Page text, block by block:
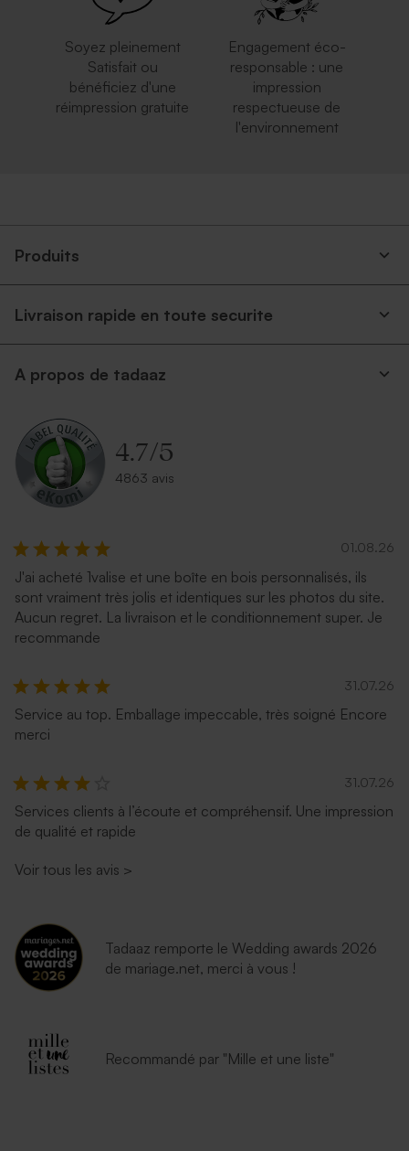
Enveloppe voeux terracotta Enveloppe voeux émeraude
Enveloppe voeux lavande
Enveloppe vœux rouille
Soyez pleinement
Satisfait ou
bénéficiez d'une
réimpression gratuite
Engagement éco-
responsable : une
impression
respectueuse de
l'environnement
Produits
Livraison rapide en toute securite
A propos de tadaaz
4.7/5
4863 avis
01.08.26
J'ai acheté 1valise et une boîte en bois personnalisés, ils
sont vraiment très jolis et identiques sur les photos du site.
Aucun regret. La livraison et le conditionnement super. Je
recommande
31.07.26
Service au top. Emballage impeccable, très soigné Encore
merci
31.07.26
Services clients à l’écoute et compréhensif. Une impression
de qualité et rapide
Voir tous les avis >
Tadaaz remporte le Wedding awards 2026
de mariage.net, merci à vous !
Recommandé par "Mille et une liste"